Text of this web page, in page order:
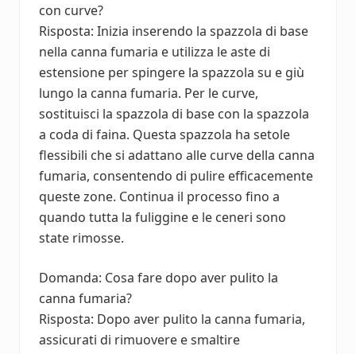
con curve?
Risposta: Inizia inserendo la spazzola di base
nella canna fumaria e utilizza le aste di
estensione per spingere la spazzola su e giù
lungo la canna fumaria. Per le curve,
sostituisci la spazzola di base con la spazzola
a coda di faina. Questa spazzola ha setole
flessibili che si adattano alle curve della canna
fumaria, consentendo di pulire efficacemente
queste zone. Continua il processo fino a
quando tutta la fuliggine e le ceneri sono
state rimosse.
Domanda: Cosa fare dopo aver pulito la
canna fumaria?
Risposta: Dopo aver pulito la canna fumaria,
assicurati di rimuovere e smaltire